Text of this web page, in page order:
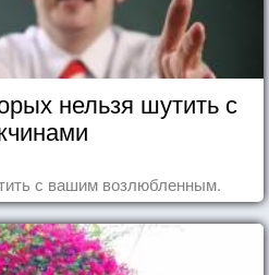
нельзя шутить с
с вашим возлюбленным.